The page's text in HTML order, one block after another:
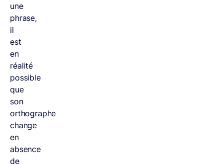
une
phrase,
il
est
en
réalité
possible
que
son
orthographe
change
en
absence
de